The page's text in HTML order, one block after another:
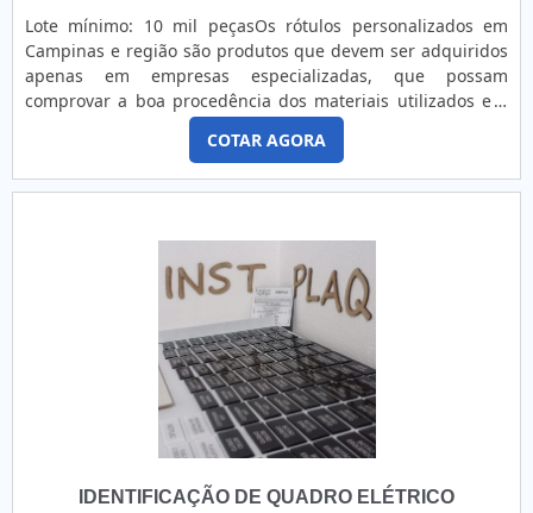
Lote mínimo: 10 mil peçasOs rótulos personalizados em
Campinas e região são produtos que devem ser adquiridos
apenas em empresas especializadas, que possam
comprovar a boa procedência dos materiais utilizados e a
qualidade da mão de obra. Nesse cenário, a Etiquetas
Camp Label se destaca como uma grande aliada dos
clientes. AS PRINCIPAIS VANTAGENS ADVINDAS DA
AQUISIÇÃOEtiquetas e rótulos são muito utilizados por
simples e eficiente. Por isso, é essencial que a aquisição do
acessório de identificação seja realizada com muito
cuidado. Atualmente, o preço do produto varia de acordo
com diversos fatores, tais como fabricante, tipo de material,
tamanhos, dentre diversos outros, mas sempre deve
apresentar uma relação custo-benefício vantajosa. Devido a
tudo o que foi citado, é válido destacar que o modelo pode
ser aplicado nos segmentos: Químico; De limpeza; De
último, mas não menos importante, é comum que os rótulos
COTAR AGORA
IDENTIFICAÇÃO DE QUADRO ELÉTRICO